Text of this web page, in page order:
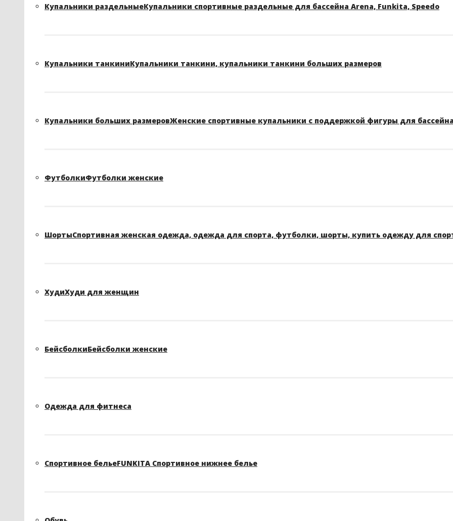
Купальники раздельныеКупальники спортивные раздельные для бассейна Arena, Funkita, Speedo
Купальники танкиниКупальники танкини, купальники танкини больших размеров
Купальники больших размеровЖенские спортивные купальники с поддержкой фигуры для
ФутболкиФутболки женские
ШортыСпортивная женская одежда, одежда для спорта, футболки, шорты, купить одежду для
ХудиХуди для женщин
БейсболкиБейсболки женские
Одежда для фитнеса
Спортивное бельеFUNKITA Спортивное нижнее белье